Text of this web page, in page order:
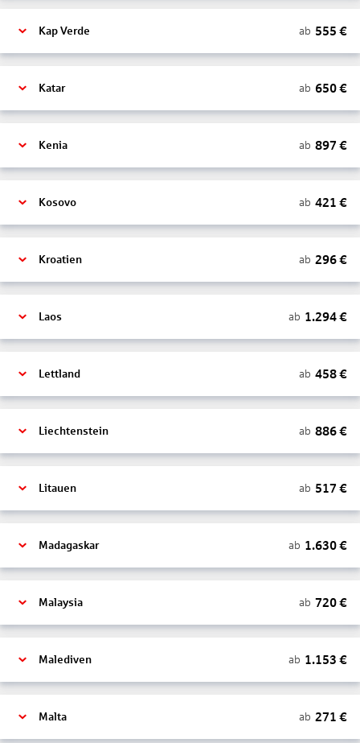
Kap Verde ab 555 €
Katar ab 650€
Kenia ab 897 €
Kosovo ab 421 €
Kroatien ab 296€
Laos ab 1.294€
Lettland ab 458€
Liechtenstein ab 886€
Litauen ab 517 €
Madagaskar ab 1.630€
Malaysia ab 720€
Malediven ab 1.153 €
Malta ab 271 €